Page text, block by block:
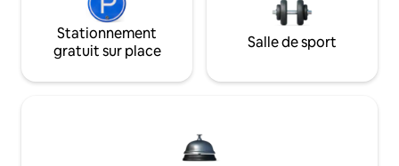
Stationnement
gratuit sur place
Salle de sport